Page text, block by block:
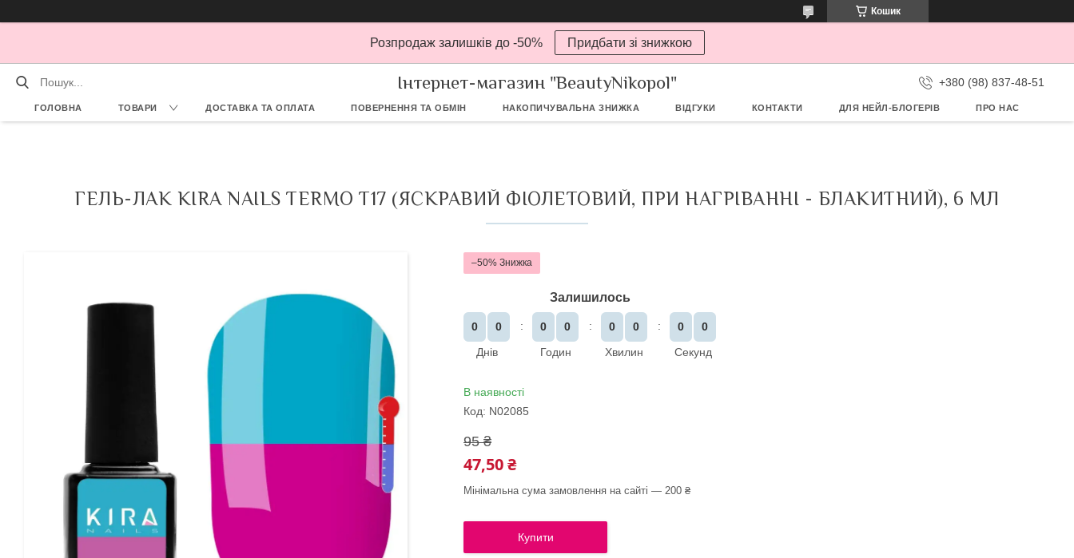
Кошик
Розпродаж залишків до -50% Придбати зі знижкою
Інтернет-магазин "BeautyNikopol" +380 (98) 837-48-51
ГОЛОВНА ТОВАРИ ДОСТАВКА ТА ОПЛАТА ПОВЕРНЕННЯ ТА ОБМІН НАКОПИЧУВАЛЬНА ЗНИЖКА ВІДГУКИ КОНТАКТИ ДЛЯ НЕЙЛ-БЛОГЕРІВ ПРО НАС
ГЕЛЬ-ЛАК KIRA NAILS TERMO T17 (ЯСКРАВИЙ ФІОЛЕТОВИЙ, ПРИ НАГРІВАННІ - БЛАКИТНИЙ), 6 МЛ
–50%
Залишилось
0
0
Днів
0
0
Годин
0
0
Хвилин
0
0
Секунд
В наявності
Код: N02085
95 ₴
47,50 ₴
Мінімальна сума замовлення на сайті — 200 ₴
Купити